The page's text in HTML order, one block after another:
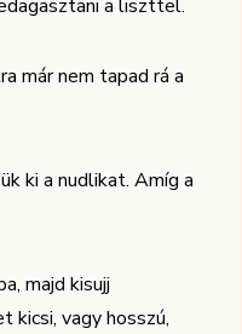
a liszttel.
már nem tapad rá a
ki a nudlikat. Amíg a
majd kisujj
kicsi, vagy hosszú,